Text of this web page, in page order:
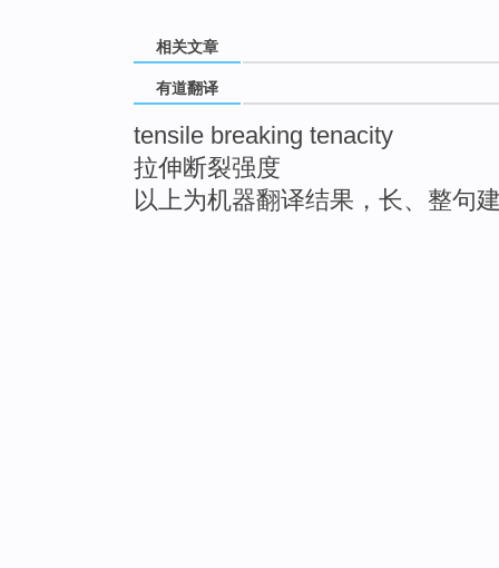
相关文章
有道翻译
tensile breaking tenacity
拉伸断裂强度
以上为机器翻译结果，长、整句